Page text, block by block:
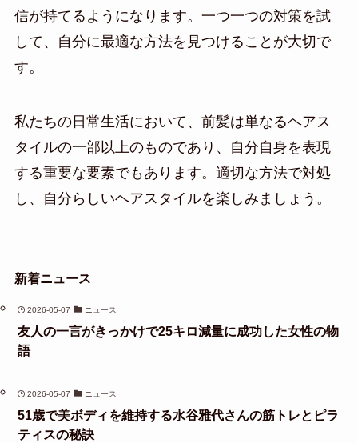
信が持てるようになります。一つ一つの対策を試
して、自分に最適な方法を見つけることが大切で
す。
私たちの日常生活において、前髪は単なるヘアス
タイルの一部以上のものであり、自分自身を表現
する重要な要素でもあります。適切な方法で対処
し、自分らしいヘアスタイルを楽しみましょう。
新着ニュース
2026-05-07 ニュース
友人の一言がきっかけで25キロ減量に成功した女性の物
語
2026-05-07 ニュース
51歳で美ボディを維持する水谷雅代さんの筋トレとピラ
ティスの秘訣